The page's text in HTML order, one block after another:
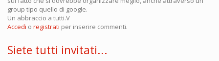
group tipo quello di google.
Un abbraccio a tutti.V
Accedi o registrati per inserire commenti.
Siete tutti invitati...